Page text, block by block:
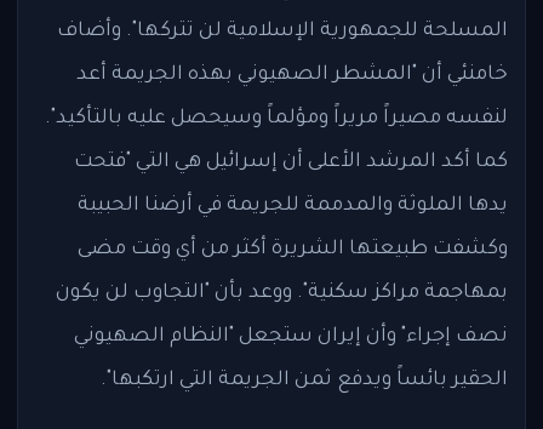
المسلحة للجمهورية الإسلامية لن تتركها". وأضاف
خامنئي أن "المشطر الصهيوني بهذه الجريمة أعد
لنفسه مصيراً مريراً ومؤلماً وسيحصل عليه بالتأكيد".
كما أكد المرشد الأعلى أن إسرائيل هي التي "فتحت
يدها الملوثة والمدممة للجريمة في أرضنا الحبيبة
وكشفت طبيعتها الشريرة أكثر من أي وقت مضى
بمهاجمة مراكز سكنية". ووعد بأن "التجاوب لن يكون
نصف إجراء" وأن إيران ستجعل "النظام الصهيوني
الحقير بائساً ويدفع ثمن الجريمة التي ارتكبها".